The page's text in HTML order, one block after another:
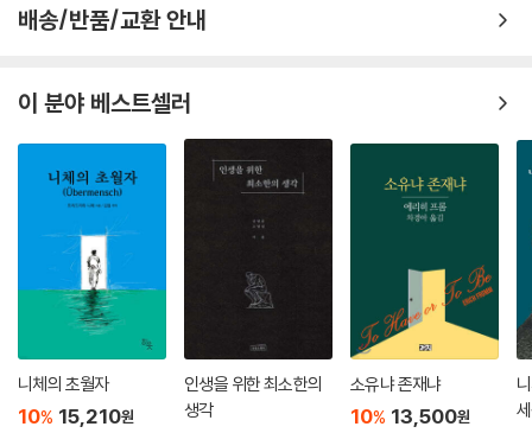
배송/반품/교환 안내
이 분야 베스트셀러
니체의 초월자
10% 15,210원
인생을 위한 최소한의
생각
소유냐 존재냐
10% 13,500원